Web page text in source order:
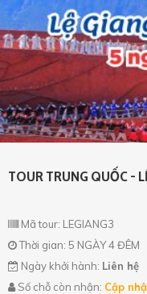
TOUR TRUNG QUỐC -
Mã tour: LEGIANG3
Thời gian: 5 NGÀY 4 ĐÊM
Ngày khởi hành: Liên hệ
Số chỗ còn nhận: Cập